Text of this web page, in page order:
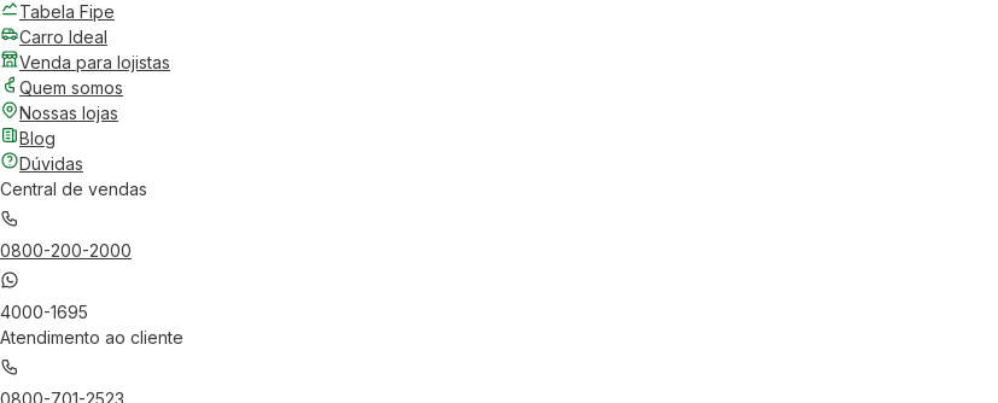
Tabela Fipe
Carro Ideal
Venda para lojistas
Quem somos
Nossas lojas
Blog
Dúvidas
Central de vendas
0800-200-2000
4000-1695
Atendimento ao cliente
0800-701-2523